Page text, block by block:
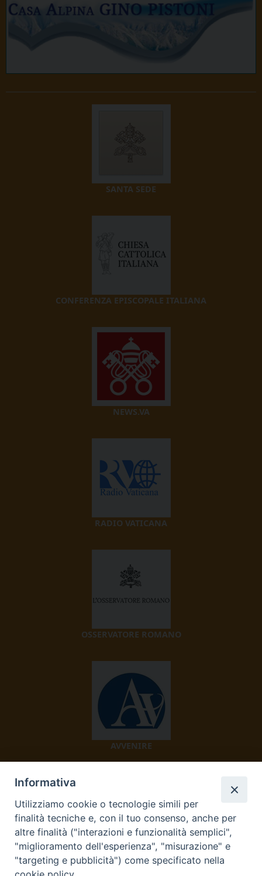
SANTA SEDE
CONFERENZA EPISCOPALE ITALIANA
NEWS.VA
RADIO VATICANA
OSSERVATORE ROMANO
AVVENIRE
TV 2000
Informativa
Utilizziamo cookie o tecnologie simili per
finalità tecniche e, con il tuo consenso, anche per
altre finalità ("interazioni e funzionalità semplici",
"miglioramento dell'esperienza", "misurazione" e
"targeting e pubblicità") come specificato nella